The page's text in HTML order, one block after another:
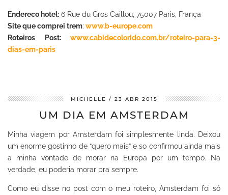
Endereco hotel: 6 Rue du Gros Caillou, 75007 Paris, França
Site que comprei trem: www.b-europe.com
Roteiros Post: www.cabidecolorido.com.br/roteiro-para-3-
dias-em-paris
MICHELLE 23 ABR 2015
UM DIA EM AMSTERDAM
Minha viagem por Amsterdam foi simplesmente linda. Deixou
um enorme gostinho de “quero mais” e so confirmou ainda mais
a minha vontade de morar na Europa por um tempo. Na
verdade, eu poderia morar pra sempre.
Como eu disse no post com o meu roteiro, Amsterdam foi só